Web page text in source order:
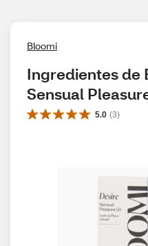
Bloomi
Ingredientes de
Sensual
5.0 (3)